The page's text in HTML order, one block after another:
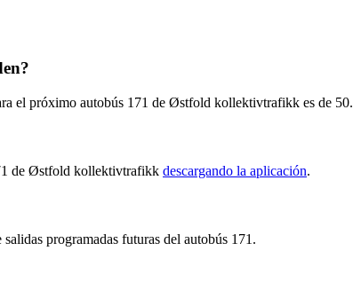
el próximo autobús 171 de Østfold kollektivtrafikk es de 50.
de Østfold kollektivtrafikk descargando la aplicación.
programadas futuras del autobús 171.